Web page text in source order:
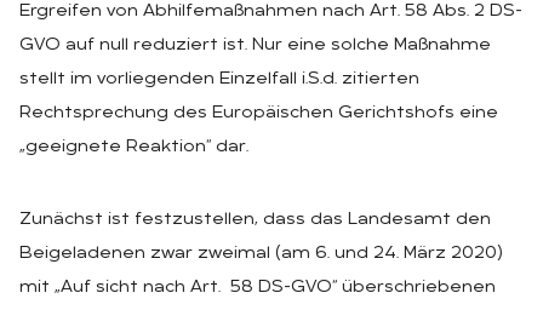
Ergreifen von Abhilfemaßnahmen nach Art. 58 Abs. 2 DS-
GVO auf null reduziert ist. Nur eine solche Maßnahme
stellt im vorliegenden Einzelfall i.S.d. zitierten
Rechtsprechung des Europäischen Gerichtshofs eine
„geeignete Reaktion“ dar.
Zunächst ist festzustellen, dass das Landesamt den
Beigeladenen zwar zweimal (am 6. und 24. März 2020)
mit „Auf sicht nach Art. 58 DS-GVO“ überschriebenen